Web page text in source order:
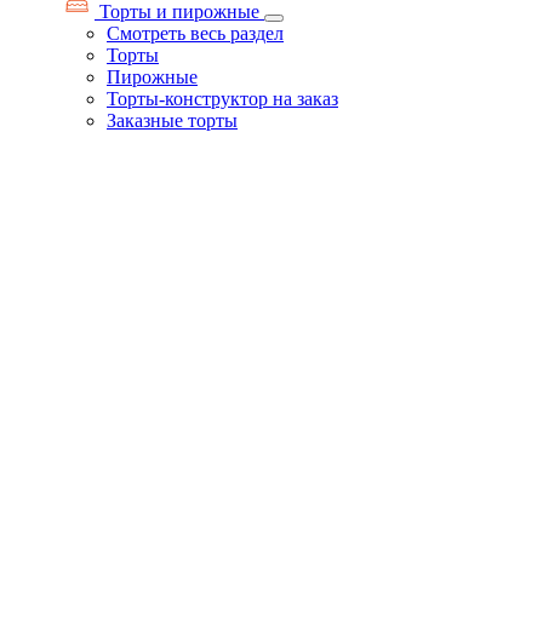
Торты и пирожные
Смотреть весь раздел
Торты
Пирожные
Торты-конструктор на заказ
Заказные торты